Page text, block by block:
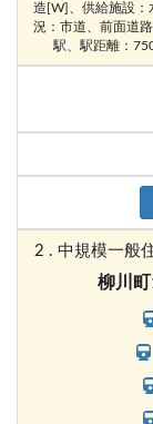
造[W]、供給施設：
況：市道、前面道
駅、駅距離：
2 . 中規模一般
柳川